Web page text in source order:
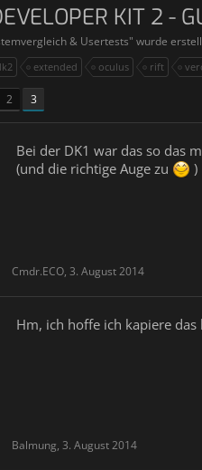
KIT 2 -
& Usertests" wurde
extended oculus rift
2 3
Bei der DK1 war das so das
(und die richtige Auge zu
)
Cmdr.ECO, 3. August 2014
Hm, ich hoffe ich kapiere
Balmung, 3. August 2014